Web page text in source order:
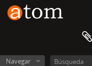
Navegar